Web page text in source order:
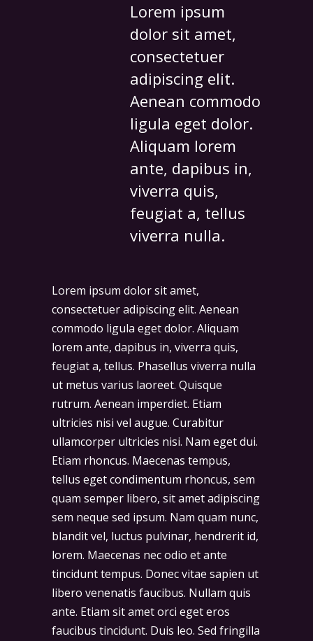
Lorem ipsum
dolor sit amet,
consectetuer
adipiscing elit.
Aenean commodo
ligula eget dolor.
Aliquam lorem
ante, dapibus in,
viverra quis,
feugiat a, tellus
viverra nulla.
Lorem ipsum dolor sit amet,
consectetuer adipiscing elit. Aenean
commodo ligula eget dolor. Aliquam
lorem ante, dapibus in, viverra quis,
feugiat a, tellus. Phasellus viverra nulla
ut metus varius laoreet. Quisque
rutrum. Aenean imperdiet. Etiam
ultricies nisi vel augue. Curabitur
ullamcorper ultricies nisi. Nam eget dui.
Etiam rhoncus. Maecenas tempus,
tellus eget condimentum rhoncus, sem
quam semper libero, sit amet adipiscing
sem neque sed ipsum. Nam quam nunc,
blandit vel, luctus pulvinar, hendrerit id,
lorem. Maecenas nec odio et ante
tincidunt tempus. Donec vitae sapien ut
libero venenatis faucibus. Nullam quis
ante. Etiam sit amet orci eget eros
faucibus tincidunt. Duis leo. Sed fringilla